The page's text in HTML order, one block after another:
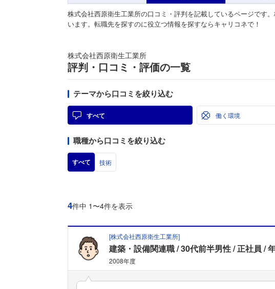
株式会社西原衛生工業所の口コミ・評判を記載しているページです
います。転職先を探すのに役立つ情報を探すならキャリコネで！
株式会社西原衛生工業所
評判・口コミ・評価の一覧
テーマから口コミを絞り込む
すべて 働く環境
職種から口コミを絞り込む
すべて 技術
4件中 1〜4件を表示
[株式会社西原衛生工業所]
建築・設備関連職 30代前半男性 正社員
2008年度